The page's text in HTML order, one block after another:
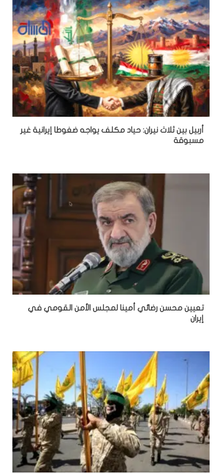
أربيل بين ثلاث نيران: حياد مكلف يواجه ضغوطا إيرانية غير
مسبوقة
تعيين محسن رضائي أمينا لمجلس الأمن القومي في
إيران